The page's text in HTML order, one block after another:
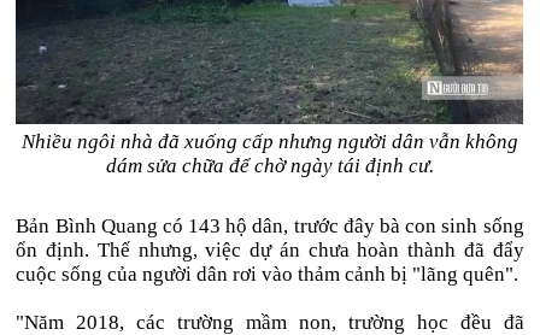
Nhiều ngôi nhà đã xuống cấp nhưng người dân vẫn không
dám sửa chữa để chờ ngày tái định cư.
Bản Bình Quang có 143 hộ dân, trước đây bà con sinh sống
ổn định. Thế nhưng, việc dự án chưa hoàn thành đã đẩy
cuộc sống của người dân rơi vào thảm cảnh bị "lãng quên".
"Năm 2018, các trường mầm non, trường học đều đã